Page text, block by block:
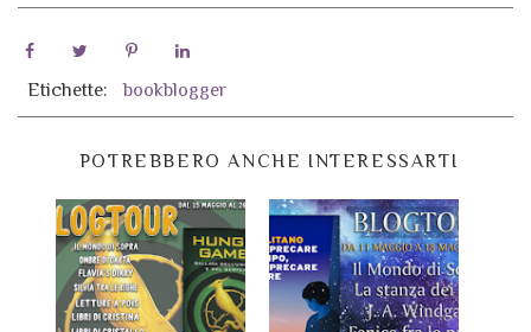
Etichette:bookblogger
POTREBBERO ANCHE INTERESSARTI